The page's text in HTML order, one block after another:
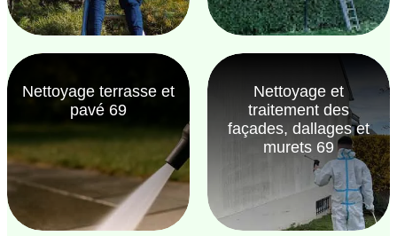
Nettoyage terrasse et
pavé 69
Nettoyage et
traitement des
façades, dallages et
murets 69